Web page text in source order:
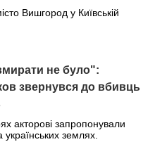
Вишгород у Київській
не було":
звернувся до вбивць
акторові запропонували
українських землях.